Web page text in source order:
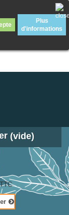
(vide)
Plus
d'informations